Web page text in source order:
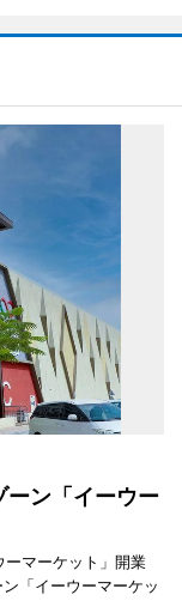
ーン「イーウー
ーマーケット」開業
「イーウーマーケッ